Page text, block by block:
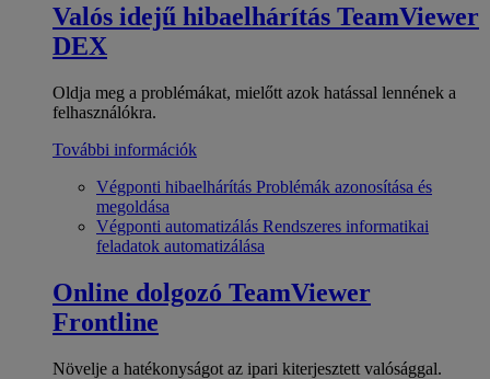
Valós idejű hibaelhárítás TeamViewer
DEX
Oldja meg a problémákat, mielőtt azok hatással lennének a
felhasználókra.
További információk
Végponti hibaelhárítás Problémák azonosítása és
megoldása
Végponti automatizálás Rendszeres informatikai
feladatok automatizálása
Online dolgozó TeamViewer
Frontline
Növelje a hatékonyságot az ipari kiterjesztett valósággal.